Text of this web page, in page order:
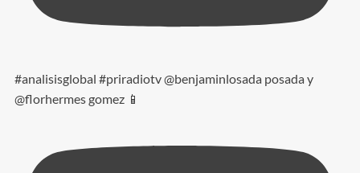
#analisisglobal #priradiotv @benjaminlosada posada y
@florhermes gomez 📱